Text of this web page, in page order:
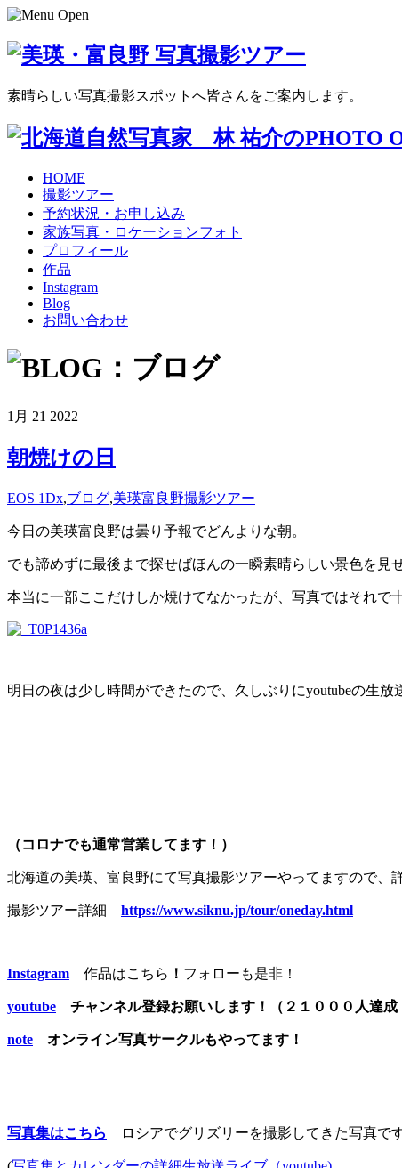
素晴らしい写真撮影スポットへ皆さんをご案内します。
HOME
撮影ツアー
予約状況・お申し込み
家族写真・ロケーションフォト
プロフィール
作品
Instagram
Blog
お問い合わせ
1月 21 2022
朝焼けの日
EOS 1Dx,ブログ,美瑛富良野撮影ツアー
今日の美瑛富良野は曇り予報でどんよりな朝。
でも諦めずに最後まで探せばほんの一瞬素晴らしい景色を見
本当に一部ここだけしか焼けてなかったが、写真ではそれで十
明日の夜は少し時間ができたので、久しぶりにyoutubeの生放
（コロナでも通常営業してます！）
北海道の美瑛、富良野にて写真撮影ツアーやってますので、
撮影ツアー詳細 https://www.siknu.jp/tour/oneday.html
Instagram 作品はこちら ！ フォローも是非！
youtube チャンネル登録お願いします！（２１０００人達
note オンライン写真サークルもやってます！
写真集はこちら ロシアでグリズリーを撮影してきた写真で